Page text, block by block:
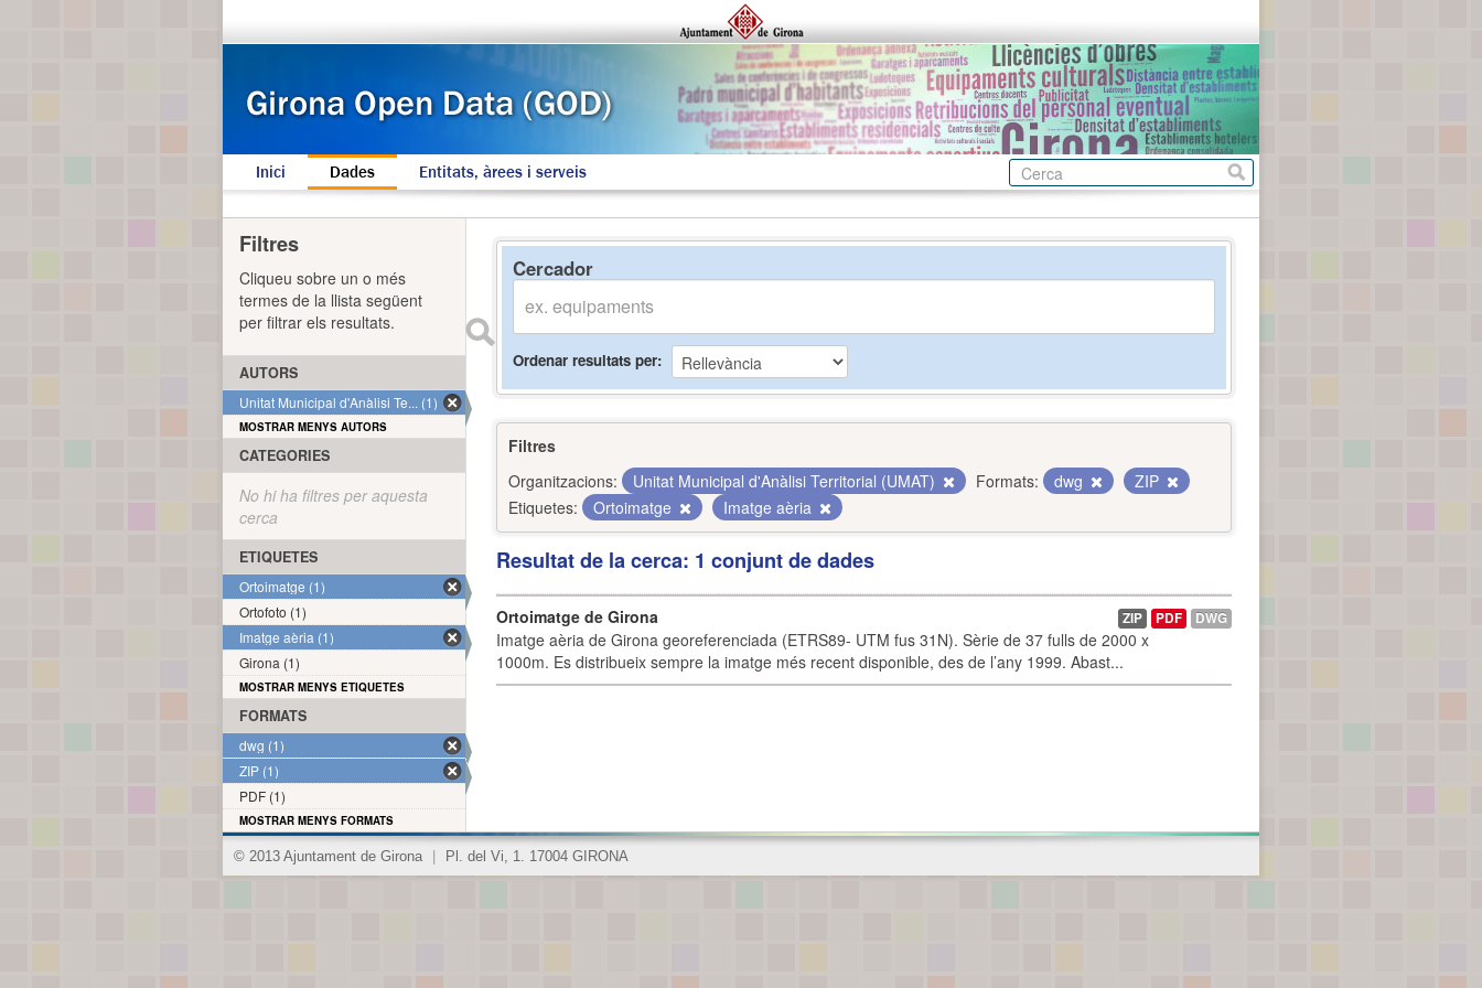
Inici Dades Entitats, àrees i serveis
Cercador
Ordenar resultats per
Filtres
Organitzacions:
Unitat Municipal d'Anàlisi Territorial (UMAT) Formats: dwg
ZIP
Etiquetes:
Ortoimatge Imatge aèria
Resultat de la cerca: 1 conjunt de dades
Ortoimatge de Girona
Imatge aèria de Girona georeferenciada (ETRS89- UTM fus 31N). Sèrie de 37 fulls de 2000 x
1000m. Es distribueix sempre la imatge més recent disponible, des de l’any 1999. Abast...
ZIP PDF DWG
Filtres
Cliqueu sobre un o més
termes de la llista següent
per filtrar els resultats.
AUTORS
Unitat Municipal d'Anàlisi Te... (1)
MOSTRAR MENYS AUTORS
CATEGORIES
No hi ha filtres per aquesta
cerca
ETIQUETES
Ortoimatge (1)
Ortofoto (1)
Imatge aèria (1)
Girona (1)
MOSTRAR MENYS ETIQUETES
FORMATS
dwg (1)
ZIP (1)
PDF (1)
MOSTRAR MENYS FORMATS
© 2013 Ajuntament de Girona Pl. del Vi, 1. 17004 GIRONA